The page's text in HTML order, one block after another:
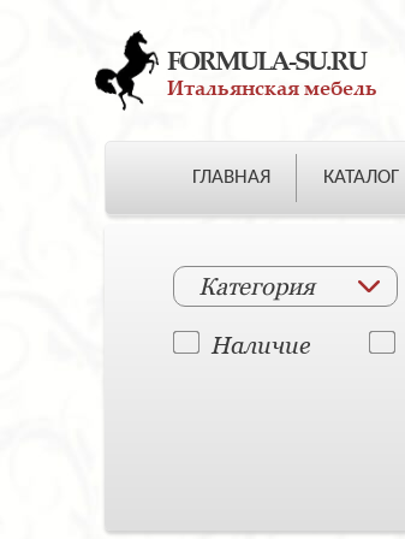
FORMULA-SU.RU
Итальянская мебель
ГЛАВНАЯ КАТАЛОГ
Категория
Наличие